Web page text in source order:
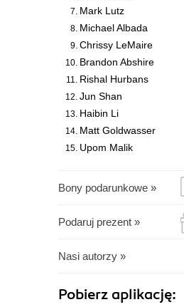
Mark Lutz
Michael Albada
Chrissy LeMaire
Brandon Abshire
Rishal Hurbans
Jun Shan
Haibin Li
Matt Goldwasser
Upom Malik
Bony podarunkowe »
Podaruj prezent »
Nasi autorzy »
Pobierz aplikację: